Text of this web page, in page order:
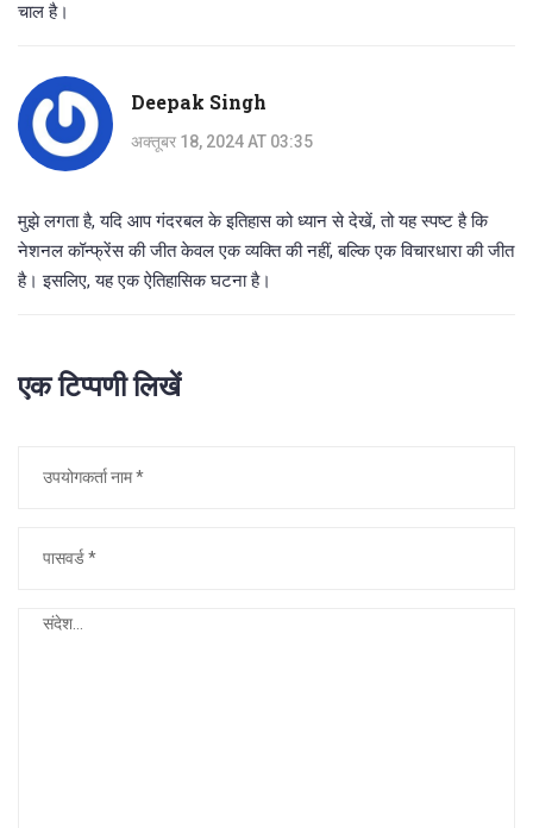
चाल है।
Deepak Singh
अक्तूबर 18, 2024 AT 03:35
मुझे लगता है, यदि आप गंदरबल के इतिहास को ध्यान से देखें, तो यह स्पष्ट है कि
नेशनल कॉन्फ्रेंस की जीत केवल एक व्यक्ति की नहीं, बल्कि एक विचारधारा की जीत
है। इसलिए, यह एक ऐतिहासिक घटना है।
एक टिप्पणी लिखें